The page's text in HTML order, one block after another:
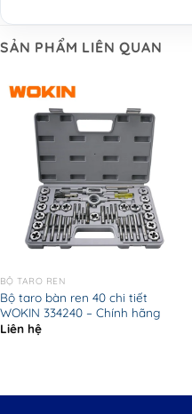
SẢN PHẨM LIÊN QUAN
BỘ TARO REN
Bộ taro bàn ren 40 chi tiết
WOKIN 334240 – Chính hãng
Liên hệ